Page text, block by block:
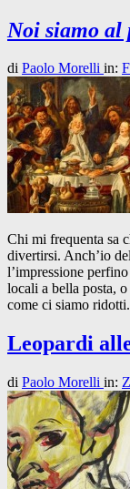
Noi siamo al
di Paolo Morelli in:
Chi mi frequenta sa
divertirsi. Anch’io
l’impressione
locali a bella posta,
come ci siamo
Leopardi
di Paolo Morelli in: